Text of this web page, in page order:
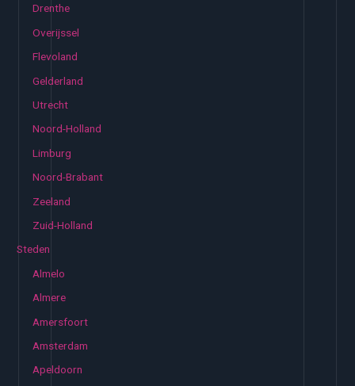
Drenthe
Overijssel
Flevoland
Gelderland
Utrecht
Noord-Holland
Limburg
Noord-Brabant
Zeeland
Zuid-Holland
Steden
Almelo
Almere
Amersfoort
Amsterdam
Apeldoorn